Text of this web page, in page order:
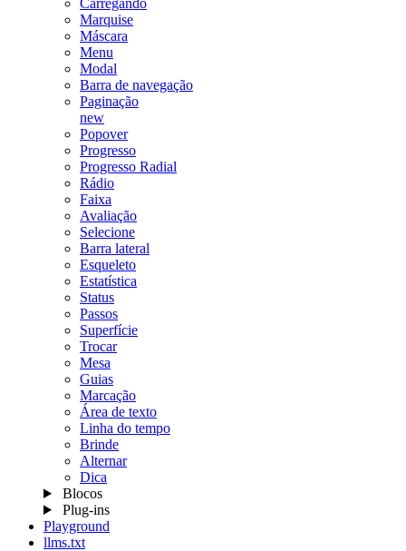
Carregando
Marquise
Máscara
Menu
Modal
Barra de navegação
Paginação
new
Popover
Progresso
Progresso Radial
Rádio
Faixa
Avaliação
Selecione
Barra lateral
Esqueleto
Estatística
Status
Passos
Superfície
Trocar
Mesa
Guias
Marcação
Área de texto
Linha do tempo
Brinde
Alternar
Dica
Blocos
Plug-ins
Playground
llms.txt